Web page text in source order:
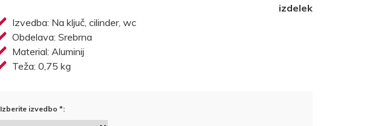
izdelek
Izvedba: Na ključ, cilinder, wc
Obdelava: Srebrna
Material: Aluminij
Teža: 0,75 kg
Izberite izvedbo *: